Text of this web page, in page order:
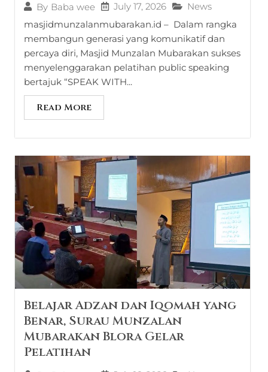
By Baba wee July 17, 2026
News
masjidmunzalanmubarakan.id – Dalam rangka
membangun generasi yang komunikatif dan
percaya diri, Masjid Munzalan Mubarakan sukses
menyelenggarakan pelatihan public speaking
bertajuk “SPEAK WITH...
Read More
Belajar Adzan dan Iqomah yang
Benar, Surau Munzalan
Mubarakan Blora Gelar
Pelatihan